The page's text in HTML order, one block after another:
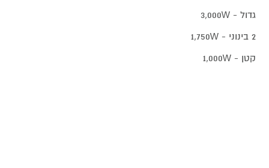
גדול - 3,000W
2 בינוני - 1,750W
קטן - 1,000W